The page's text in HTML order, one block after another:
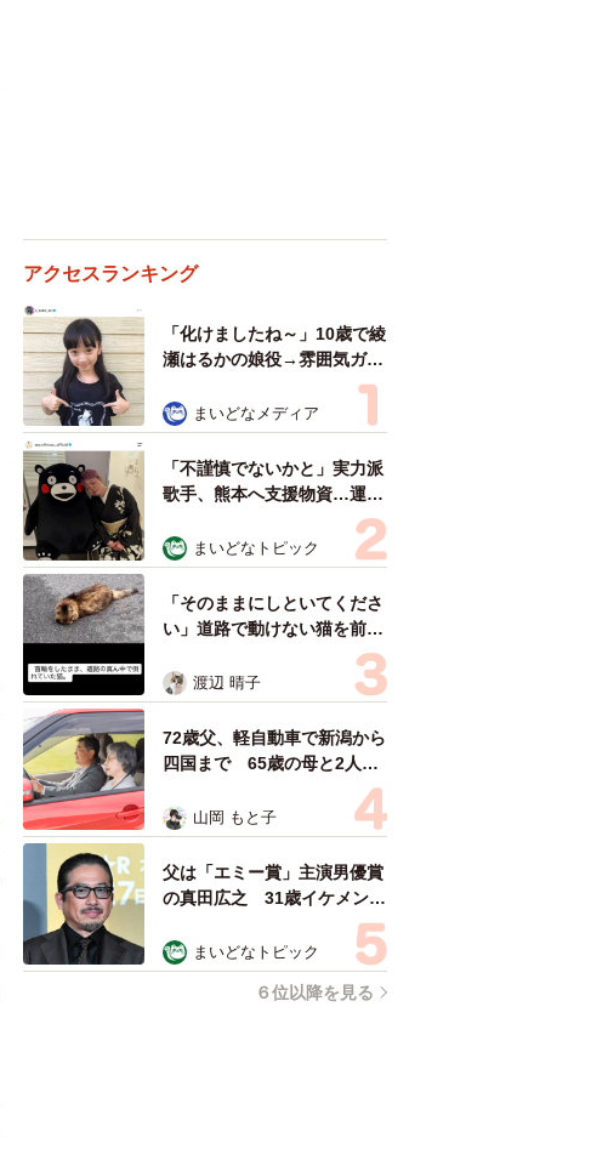
アクセスランキング
「化けましたね～」10歳で綾
瀬はるかの娘役→雰囲気ガラ
リの18歳に成長 「メイクで
雰囲気が」「宝塚に入れそ
う」
まいどなメディア
「不謹慎でないかと」実力派
歌手、熊本へ支援物資…運搬
トラックの車体デザインにた
めらい 「痛いほど伝わる」
「行動され立派」
まいどなトピック
「そのままにしといてくださ
い」道路で動けない猫を前に
返された一言… 懸命に生き
ようとした4日間 「命の重
さはみんな同じ」保護団体代
表の訴え
渡辺 晴子
72歳父、軽自動車で新潟から
四国まで 65歳の母と2人で
3泊4日の旅 パーキングの休
憩まで分刻み… 「大学生で
も組まねえよ！」
山岡 もと子
父は「エミー賞」主演男優賞
の真田広之 31歳イケメン俳
優が長髪ヒゲのワイルド近影
「ガチヒロさんそっくり」
「新たな一面もステキ」
まいどなトピック
６位以降を見る